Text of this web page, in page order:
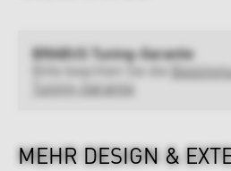
BRABUS Tuning-Garantie
Bitte beachten Sie die
Tuning-Garantie
MEHR DESIGN &